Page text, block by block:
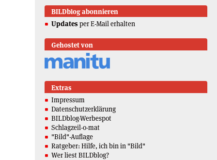
BILDblog abonnieren
Updates per E-Mail erhalten
Gehostet von
Extras
Impressum
Datenschutzerklärung
BILDblog-Werbespot
Schlagzeil-o-mat
"Bild"-Auflage
Ratgeber: Hilfe, ich bin in "Bild"
Wer liest BILDblog?